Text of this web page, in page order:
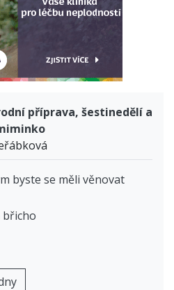
příprava, šestinedělí a
byste se měli věnovat
břicho